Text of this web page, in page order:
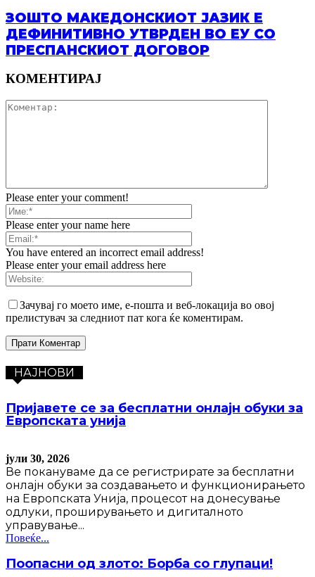
ЗОШТО МАКЕДОНСКИОТ ЈАЗИК Е
ДЕФИНИТИВНО УТВРДЕН ВО ЕУ СО
ПРЕСПАНСКИОТ ДОГОВОР
КОМЕНТИРАЈ
Please enter your comment!
Please enter your name here
You have entered an incorrect email address!
Please enter your email address here
Зачувај го моето име, е-пошта и веб-локација во овој
прелистувач за следниот пат кога ќе коментирам.
НАЈНОВИ
Пријавете се за бесплатни онлајн обуки за
Европската унија
јули 30, 2026
Ве покануваме да се регистрирате за бесплатни
онлајн обуки за создавањето и функционирањето
на Европската Унија, процесот на донесување
одлуки, проширувањето и дигиталното
управување...
Повеќе...
Поопасни од злото: Борба со глупаци!